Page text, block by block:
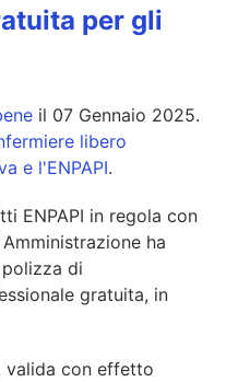
per gli
il 07 Gennaio 2025.
libero
e l'ENPAPI.
ENPAPI in regola con
ha
di
gratuita, in
valida con effetto